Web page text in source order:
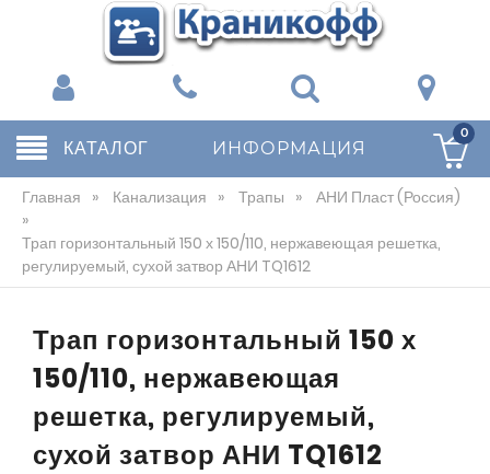
КАТАЛОГ ИНФОРМАЦИЯ
0
Главная » Канализация » Трапы »
АНИ Пласт (Россия)
»
Трап горизонтальный 150 х 150/110, нержавеющая решетка,
регулируемый, сухой затвор АНИ TQ1612
Трап горизонтальный 150 х
150/110, нержавеющая
решетка, регулируемый,
сухой затвор АНИ TQ1612